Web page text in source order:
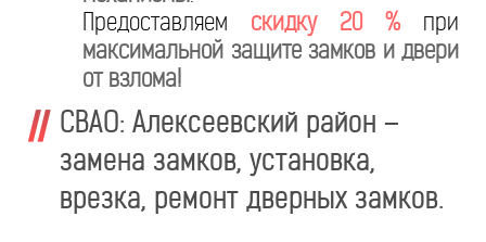
Предоставляем скидку 20 % при
максимальной защите замков и двери
от взлома!
СВАО: Алексеевский район –
замена замков, установка,
врезка, ремонт дверных замков.